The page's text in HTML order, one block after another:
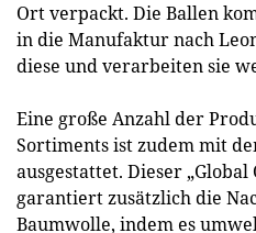
Ort verpackt. Die Ballen
in die Manufaktur nach
diese und verarbeiten sie
Eine große Anzahl der
Sortiments ist zudem mit
ausgestattet. Dieser
garantiert zusätzlich die
Baumwolle, indem es